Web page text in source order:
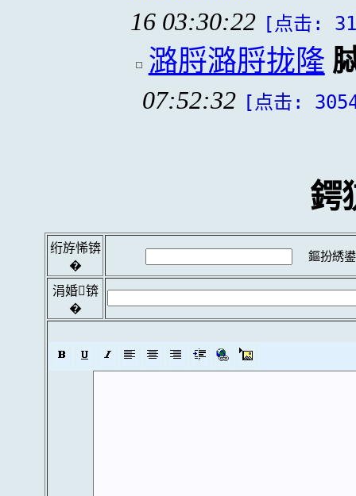
16 03:30:22 [点击:
潞脟潞脟拢隆
07:52:32 [点击:
鍔
绗斿悕锛
�
鏂扮綉
涓婚锛
�